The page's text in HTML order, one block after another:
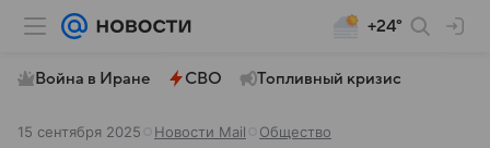
+24°
Война в Иране СВО Топливный кризис
15 сентября 2025 Новости Mail Общество